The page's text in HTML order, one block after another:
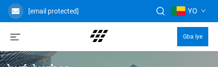
[email protected] YO
Gba Iye